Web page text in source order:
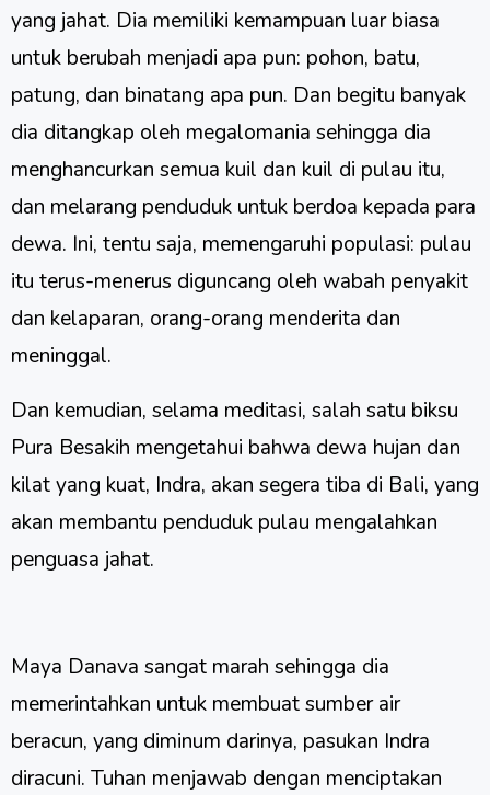
yang jahat. Dia memiliki kemampuan luar biasa
untuk berubah menjadi apa pun: pohon, batu,
patung, dan binatang apa pun. Dan begitu banyak
dia ditangkap oleh megalomania sehingga dia
menghancurkan semua kuil dan kuil di pulau itu,
dan melarang penduduk untuk berdoa kepada para
dewa. Ini, tentu saja, memengaruhi populasi: pulau
itu terus-menerus diguncang oleh wabah penyakit
dan kelaparan, orang-orang menderita dan
meninggal.
Dan kemudian, selama meditasi, salah satu biksu
Pura Besakih mengetahui bahwa dewa hujan dan
kilat yang kuat, Indra, akan segera tiba di Bali, yang
akan membantu penduduk pulau mengalahkan
penguasa jahat.
Maya Danava sangat marah sehingga dia
memerintahkan untuk membuat sumber air
beracun, yang diminum darinya, pasukan Indra
diracuni. Tuhan menjawab dengan menciptakan